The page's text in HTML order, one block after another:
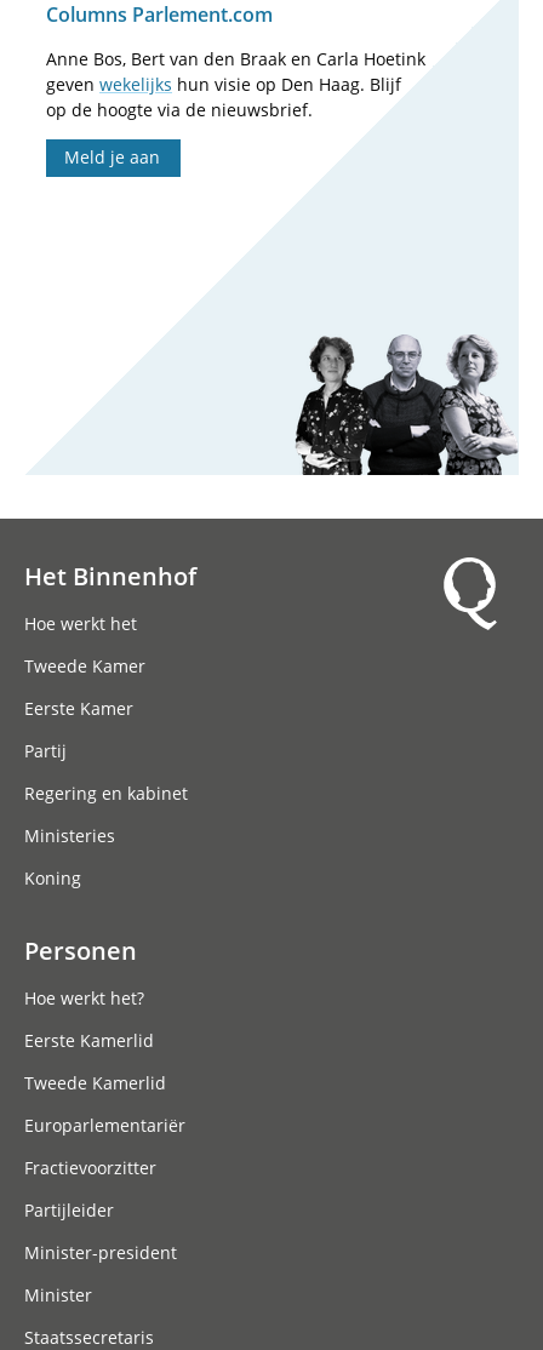
Columns Parlement.com
Anne Bos, Bert van den Braak en Carla Hoetink
geven wekelijks hun visie op Den Haag. Blijf
op de hoogte via de nieuwsbrief.
Meld je aan
Het Binnenhof
Hoe werkt het
Tweede Kamer
Eerste Kamer
Partij
Regering en kabinet
Ministeries
Koning
Personen
Hoe werkt het?
Eerste Kamerlid
Tweede Kamerlid
Europarlementariër
Fractievoorzitter
Partijleider
Minister-president
Minister
Staatssecretaris